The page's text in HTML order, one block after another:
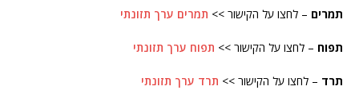
תמרים – לחצו על הקישור >> תמרים ערך תזונתי
תפוח – לחצו על הקישור >> תפוח ערך תזונתי
תרד – לחצו על הקישור >> תרד ערך תזונתי